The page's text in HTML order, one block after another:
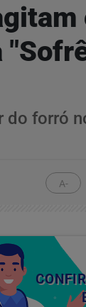
do forró
A-